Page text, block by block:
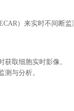
）来实时不间断监
取细胞实时影像。
与分析。